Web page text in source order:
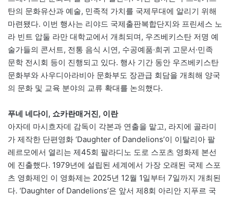
탄의 문화유산과 예술, 민족적 가치를 국제무대에 알리기 위해
마련됐다. 이번 행사는 리야드 국제출판복합단지와 프린세스 노
라 빈트 압둘 라만 대학교에서 개최되며, 우즈베키스탄 저명 예
술가들의 콘서트, 전통 음식 시연, 수공예품·희귀 고문서·민족
문학 전시회 등이 진행되고 있다. 행사 기간 동안 우즈베키스탄
문화부와 사우디아라비아 문화부도 장관급 회담을 개최해 양국
의 문화 및 교육 분야의 교류 확대를 논의했다.
푸네 네다이, 쇼카란매거진, 이란
아자데 마시흐자데 감독이 각본과 연출을 맡고, 라지에 골라미
가 제작한 단편영화 ‘Daughter of Dandelions’이 이탈리아 팔
레르모에서 열리는 제45회 팔라디노 도로 스포츠 영화제 본선
에 진출했다. 1979년에 설립된 세계에서 가장 오래된 국제 스포
츠 영화제인 이 영화제는 2025년 12월 1일부터 7일까지 개최된
다. ‘Daughter of Dandelions’은 앞서 제8회 아리안 지푸르 국